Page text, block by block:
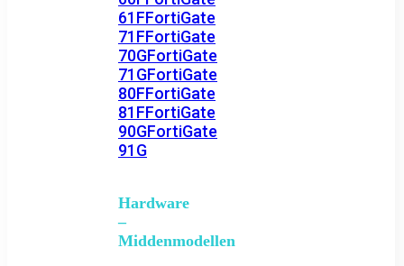
61FFortiGate
71FFortiGate
70GFortiGate
71GFortiGate
80FFortiGate
81FFortiGate
90GFortiGate
91G
Hardware
–
Middenmodellen